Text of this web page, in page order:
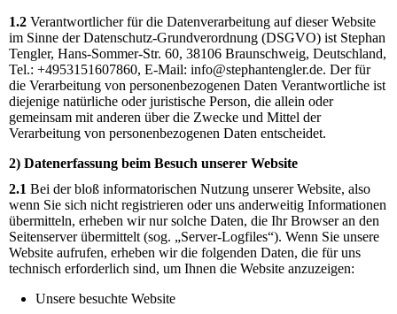
1.2 Verantwortlicher für die Datenverarbeitung auf dieser Website
im Sinne der Datenschutz-Grundverordnung (DSGVO) ist Stephan
Tengler, Hans-Sommer-Str. 60, 38106 Braunschweig, Deutschland,
Tel.: +4953151607860, E-Mail: info@stephantengler.de. Der für
die Verarbeitung von personenbezogenen Daten Verantwortliche ist
diejenige natürliche oder juristische Person, die allein oder
gemeinsam mit anderen über die Zwecke und Mittel der
Verarbeitung von personenbezogenen Daten entscheidet.
2) Datenerfassung beim Besuch unserer Website
2.1 Bei der bloß informatorischen Nutzung unserer Website, also
wenn Sie sich nicht registrieren oder uns anderweitig Informationen
übermitteln, erheben wir nur solche Daten, die Ihr Browser an den
Seitenserver übermittelt (sog. „Server-Logfiles“). Wenn Sie unsere
Website aufrufen, erheben wir die folgenden Daten, die für uns
technisch erforderlich sind, um Ihnen die Website anzuzeigen:
Unsere besuchte Website